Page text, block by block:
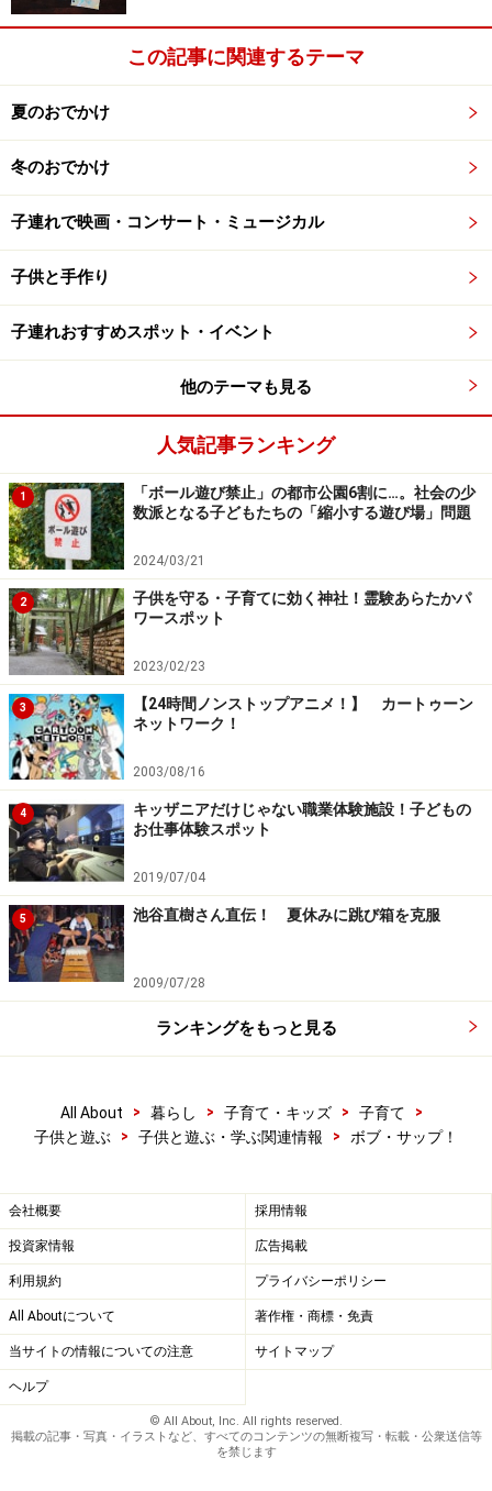
楽天市場で人気のおもちゃをチェック！
この記事に関連するテーマ
夏のおでかけ
冬のおでかけ
子連れで映画・コンサート・ミュージカル
子供と手作り
子連れおすすめスポット・イベント
他のテーマも見る
人気記事ランキング
1
「ボール遊び禁止」の都市公園6割に…。社会の少
数派となる子どもたちの「縮小する遊び場」問題
2024/03/21
2
子供を守る・子育てに効く神社！霊験あらたかパ
ワースポット
2023/02/23
3
【24時間ノンストップアニメ！】 カートゥーン
ネットワーク！
2003/08/16
4
キッザニアだけじゃない職業体験施設！子どもの
お仕事体験スポット
2019/07/04
5 池谷直樹さん直伝！ 夏休みに跳び箱を克服
2009/07/28
ランキングをもっと見る
All About > 暮らし > 子育て・キッズ > 子育て
>
子供と遊ぶ
> 子供と遊ぶ・学ぶ関連情報 > ボブ・サップ！
会社概要 採用情報
投資家情報 広告掲載
利用規約 プライバシーポリシー
All Aboutについて 著作権・商標・免責
当サイトの情報についての注意 サイトマップ
ヘルプ
© All About, Inc. All rights reserved.
掲載の記事・写真・イラストなど、すべてのコンテンツの無断複写・転載・公衆送信等
を禁じます